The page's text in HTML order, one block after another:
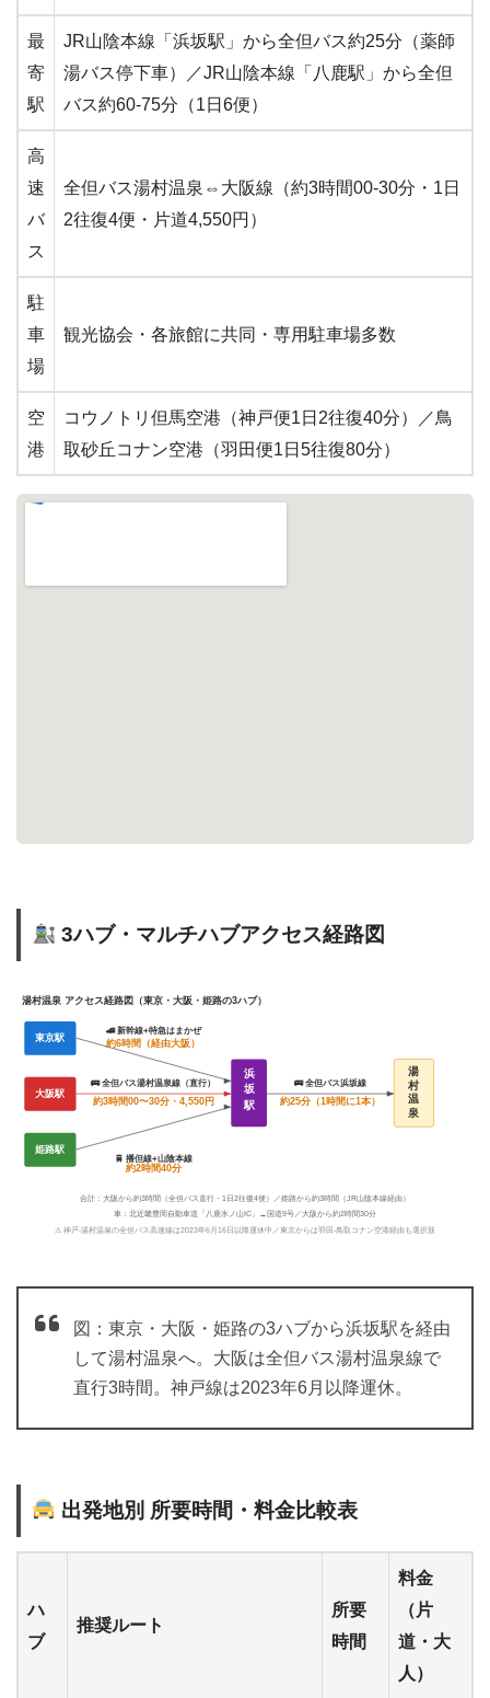
最
寄
駅
JR山陰本線「浜坂駅」から全但バス約25分（薬師
湯バス停下車）／JR山陰本線「八鹿駅」から全但
バス約60-75分（1日6便）
高
速
バ
ス
全但バス湯村温泉⇔大阪線（約3時間00-30分・1日
2往復4便・片道4,550円）
駐
車
場
観光協会・各旅館に共同・専用駐車場多数
空
港
コウノトリ但馬空港（神戸便1日2往復40分）／鳥
取砂丘コナン空港（羽田便1日5往復80分）
3ハブ・マルチハブアクセス経路図
湯村温泉 アクセス経路図（東京・大阪・姫路の3ハブ）
東京駅
大阪駅
姫路駅
🚄 新幹線+特急はまかぜ
約6時間（経由大阪）
🚌 全但バス湯村温泉線（直行）
約3時間00〜30分・4,550円
🚆 播但線+山陰本線
約2時間40分
浜
坂
駅
🚌 全但バス浜坂線
約25分（1時間に1本）
湯
村
温
泉
合計：大阪から約3時間（全但バス直行・1日2往復4便）／姫路から約3時間（JR山陰本線経由）
車：北近畿豊岡自動車道「八鹿氷ノ山IC」→国道9号／大阪から約2時間30分
⚠ 神戸-湯村温泉の全但バス高速線は2023年6月16日以降運休中／東京からは羽田-鳥取コナン空港経由も選択肢
図：東京・大阪・姫路の3ハブから浜坂駅を経由
して湯村温泉へ。大阪は全但バス湯村温泉線で
直行3時間。神戸線は2023年6月以降運休。
出発地別 所要時間・料金比較表
ハ
ブ
推奨ルート
所要
時間
料金
（片
道・大
人）